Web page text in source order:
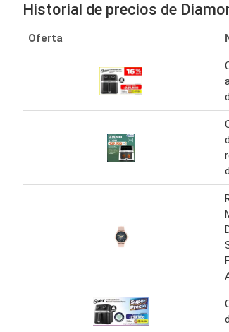
Historial de precios de
Oferta